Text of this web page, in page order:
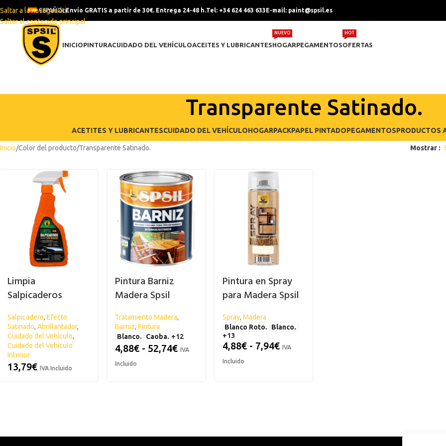
Saltar a la navegación
Saltar al contenido principal
ESPAÑOLEnvío GRATIS a partir de 30€. Entrega 24-48 h.Tel: +34 624 463 633E-mail: paint@spsil.es
INICIOPINTURA
Antimoho Al Disolvente
CUIDADO DEL VEHÍCULO
Limpia Cristales
ACEITES Y LUBRICANTESHOGAR
NUEVO
PEGAMENTOSOFERTAS
HOT
Transparente Satinado.
ACETITES Y LUBRICANTESCUIDADO DEL VEHÍCULOHOGARPACKPAPEL PINTADOPEGAMENTOSPRODUCTOS
Inicio Color del producto Transparente Satinado. Mostrar
Limpia
Salpicaderos
Abrillantador SPSIL
Salpicadero, Efecto
Satinado, Abrillantador,
Cuidado del Vehículo,
Cuidado del Vehículo
Interior
13,79€ IVA Incluido
Pintura Barniz
Madera Spsil
Tratamiento Madera,
Barniz,Pintura
Blanco.
Caoba. +12
4,88€ - 52,74€ IVA
Incluido
Pintura en Spray
para Madera Spsil
Spray,Madera
Blanco Roto.
Blanco.
+13
4,88€ - 7,94€ IVA
Incluido